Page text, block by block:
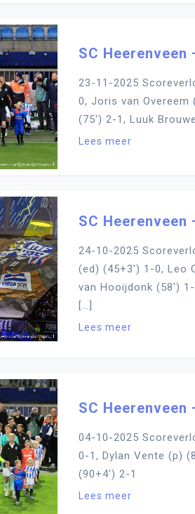
SC Heerenveen
23-11-2025
0, Joris van Overeem
(75′) 2-1, Luuk
Lees meer
SC Heerenveen
24-10-2025
(ed) (45+3′) 1-0, Leo
van Hooijdonk (58′)
[…]
Lees meer
SC
04-10-2025
0-1, Dylan Vente (p)
(90+4′) 2-1
Lees meer